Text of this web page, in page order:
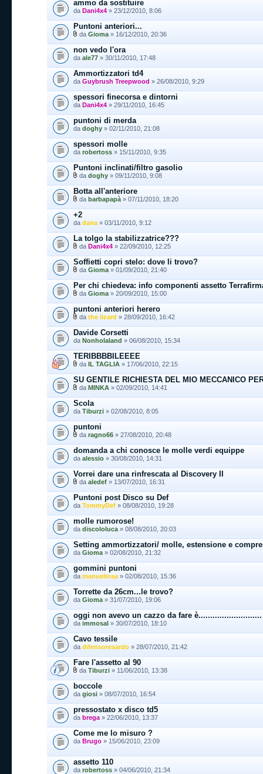
ammo da sostituire
da Dani4x4 » 23/12/2010, 8:06
Puntoni anteriori...
da Gioma » 16/12/2010, 20:36
non vedo l'ora
da ale77 » 30/11/2010, 17:48
Ammortizzatori td4
da Guybrush Treepwood » 26/08/2010, 9:29
spessori finecorsa e dintorni
da Dani4x4 » 29/11/2010, 16:45
puntoni di merda
da doghy » 02/11/2010, 21:08
spessori molle
da robertoss » 15/11/2010, 9:35
Puntoni inclinati/filtro gasolio
da doghy » 09/11/2010, 9:08
Botta all'anteriore
da barbapapà » 07/11/2010, 18:20
+2
da dana » 03/11/2010, 9:12
La tolgo la stabilizzatrice???
da Dani4x4 » 22/09/2010, 12:25
Soffietti copri stelo: dove li trovo?
da Gioma » 01/09/2010, 21:40
Per chi chiedeva: info componenti assetto
da Gioma » 20/09/2010, 15:00
puntoni anteriori herero
da the lizard » 28/09/2010, 16:42
Davide Corsetti
da Nonholaland » 06/08/2010, 15:34
TERIBBBBILEEEE
da IL TAGLIA » 17/06/2010, 22:15
SU GENTILE RICHIESTA DEL MIO MECCANICO
da MINKA » 02/09/2010, 14:41
Scola
da Tiburzi » 02/08/2010, 8:05
puntoni
da ragno66 » 27/08/2010, 20:48
domanda a chi conosce le molle verdi equippe
da alessio » 30/08/2010, 14:31
Vorrei dare una rinfrescata al Discovery II
da aledef » 13/07/2010, 16:31
Puntoni post Disco su Def
da TommyDef » 08/08/2010, 19:28
molle rumorose!
da discololuca » 08/08/2010, 20:03
Setting ammortizzatori/ molle, estensione e
da Gioma » 02/08/2010, 21:32
gommini puntoni
da manuellosa » 02/08/2010, 15:36
Torrette da 26cm...le trovo?
da Gioma » 31/07/2010, 19:06
oggi non avevo un cazzo da fare è...........................
da immosal » 30/07/2010, 18:10
Cavo tessile
da difensoresardo » 28/07/2010, 21:42
Fare l'assetto al 90
da Tiburzi » 11/06/2010, 13:38
boccole
da giosi » 08/07/2010, 16:54
pressostato x disco td5
da brega » 22/06/2010, 13:37
Come me lo misuro ?
da Brugo » 15/06/2010, 23:09
assetto 110
da robertoss » 04/06/2010, 21:34